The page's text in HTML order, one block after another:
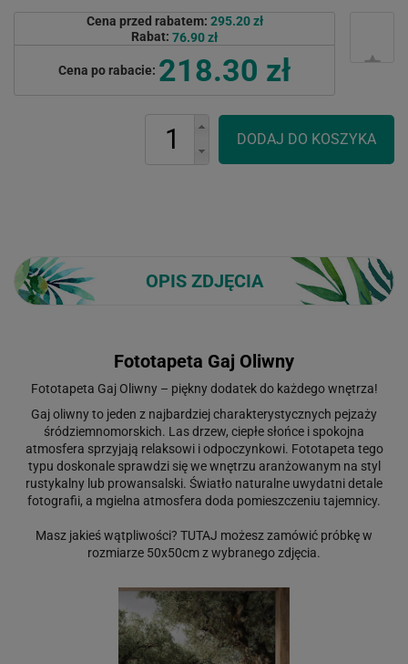
Cena przed rabatem: 295.20 zł
Rabat: 76.90 zł
Cena po rabacie: 218.30 zł
OPIS ZDJĘCIA
Fototapeta Gaj Oliwny
Fototapeta Gaj Oliwny – piękny dodatek do każdego wnętrza!
Gaj oliwny to jeden z najbardziej charakterystycznych pejzaży
śródziemnomorskich. Las drzew, ciepłe słońce i spokojna
atmosfera sprzyjają relaksowi i odpoczynkowi. Fototapeta tego
typu doskonale sprawdzi się we wnętrzu aranżowanym na styl
rustykalny lub prowansalski. Światło naturalne uwydatni detale
fotografii, a mgielna atmosfera doda pomieszczeniu tajemnicy.
Masz jakieś wątpliwości? TUTAJ możesz zamówić próbkę w
rozmiarze 50x50cm z wybranego zdjęcia.